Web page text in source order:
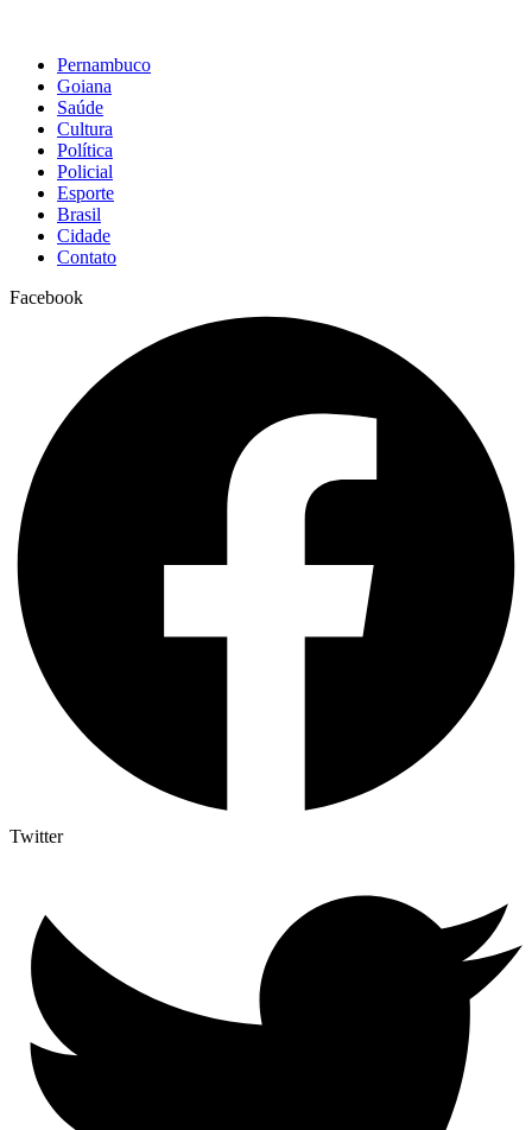
Pernambuco
Goiana
Saúde
Cultura
Política
Policial
Esporte
Brasil
Cidade
Contato
Facebook
Twitter